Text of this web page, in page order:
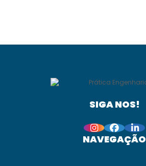
SIGA NOS!
NAVEGAÇÃO